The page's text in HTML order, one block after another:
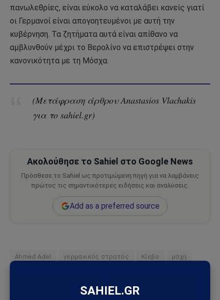
πανωλεθρίες, είναι εύκολο να καταλάβει κανείς γιατί
οι Γερμανοί είναι απογοητευμένοι με αυτή την
κυβέρνηση. Τα ζητήματα αυτά είναι απίθανο να
αμβλυνθούν μέχρι το Βερολίνο να επιστρέψει στην
κανονικότητα με τη Μόσχα.
(Μετάφραση άρθρου Anastasios Vlachakis
για το sahiel.gr)
Ακολούθησε το Sahiel στο Google News
Πρόσθεσε το Sahiel ως προτιμώμενη πηγή για να λαμβάνεις
πρώτος τις σημαντικότερες ειδήσεις και αναλύσεις.
Add as a preferred source
Ahmed Adel γερμανικός στρατός Κίεβο μάχη